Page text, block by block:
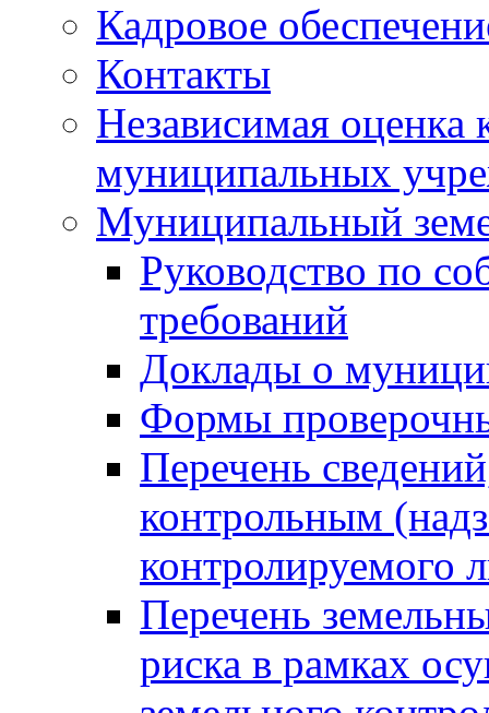
Кадровое
Контакты
Независимая оценка
муниципальных
Муниципальный
Руководство по
требований
Доклады о
Формы
Перечень
контрольным
контролируемого
Перечень
риска в рамках